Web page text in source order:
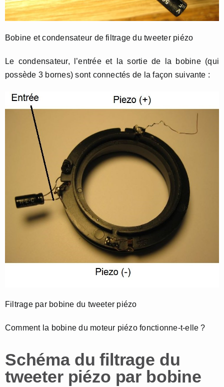
Bobine et condensateur de filtrage du tweeter piézo
Le condensateur, l’entrée et la sortie de la bobine (qui
possède 3 bornes) sont connectés de la façon suivante :
Filtrage par bobine du tweeter piézo
Comment la bobine du moteur piézo fonctionne-t-elle ?
Schéma du filtrage du
tweeter piézo par bobine